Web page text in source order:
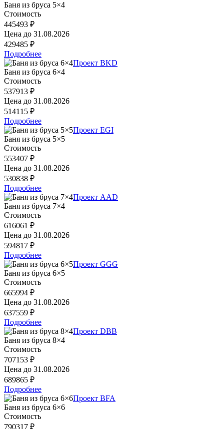
Баня из бруса 5×4
Стоимость
445493 ₽
Цена до 31.08.2026
429485 ₽
Подробнее
Проект BKD
Баня из бруса 6×4
Стоимость
537913 ₽
Цена до 31.08.2026
514115 ₽
Подробнее
Проект EGI
Баня из бруса 5×5
Стоимость
553407 ₽
Цена до 31.08.2026
530838 ₽
Подробнее
Проект AAD
Баня из бруса 7×4
Стоимость
616061 ₽
Цена до 31.08.2026
594817 ₽
Подробнее
Проект GGG
Баня из бруса 6×5
Стоимость
665994 ₽
Цена до 31.08.2026
637559 ₽
Подробнее
Проект DBB
Баня из бруса 8×4
Стоимость
707153 ₽
Цена до 31.08.2026
689865 ₽
Подробнее
Проект BFA
Баня из бруса 6×6
Стоимость
790317 ₽